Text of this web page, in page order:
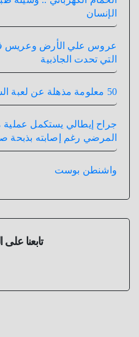
الإنسان
عروس علي الأرض وعريس
التي تحدت الجاذبية
50 معلومة مذهلة عن لعبة الشطرنج
جراح إيطالي يستكمل عملية
المرضي رغم إصابته بذبحة
واشنطن بوست
تابعنا